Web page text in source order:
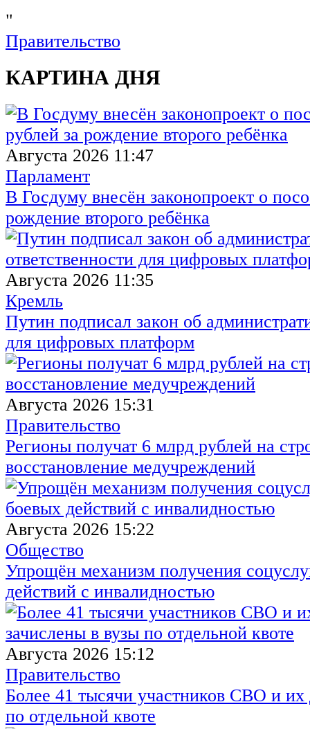
"
Правительство
КАРТИНА ДНЯ
Августа 2026 11:47
Парламент
В Госдуму внесён законопроект о
рождение второго ребёнка
Августа 2026 11:35
Кремль
Путин подписал закон об
для цифровых платформ
Августа 2026 15:31
Правительство
Регионы получат 6 млрд рублей на
восстановление медучреждений
Августа 2026 15:22
Общество
Упрощён механизм получения
действий с инвалидностью
Августа 2026 15:12
Правительство
Более 41 тысячи участников СВО и их
по отдельной квоте